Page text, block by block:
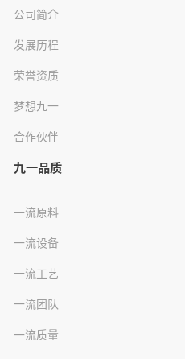
公司简介
发展历程
荣誉资质
梦想九一
合作伙伴
九一品质
一流原料
一流设备
一流工艺
一流团队
一流质量